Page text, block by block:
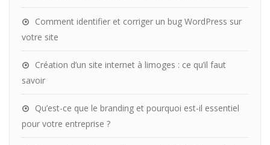
Comment identifier et corriger un bug WordPress sur
votre site
Création d’un site internet à limoges : ce qu’il faut
savoir
Qu’est-ce que le branding et pourquoi est-il essentiel
pour votre entreprise ?